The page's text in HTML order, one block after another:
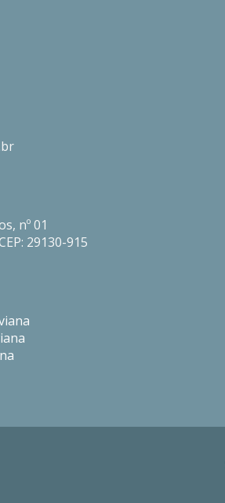
nº 01
29130-915